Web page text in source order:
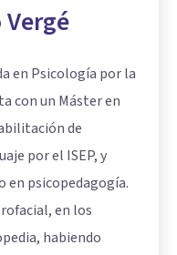
en Psicología por la
con un Máster en
de
por el ISEP, y
en psicopedagogía.
en los
habiendo